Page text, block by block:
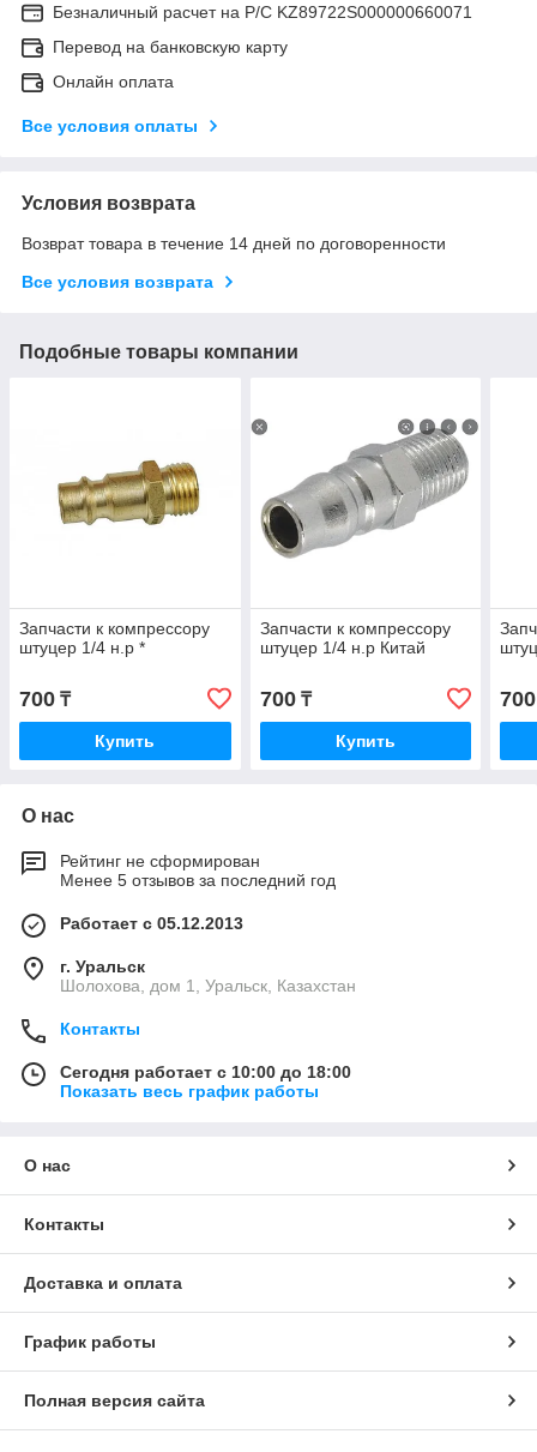
Безналичный расчет на Р/С KZ89722S000000660071
Перевод на банковскую карту
Онлайн оплата
Все условия оплаты
Условия возврата
Возврат товара в течение 14 дней по договоренности
Все условия возврата
Подобные товары компании
Запчасти к компрессору
штуцер 1/4 н.р *
700 ₸
Купить
Запчасти к компрессору
штуцер 1/4 н.р Китай
700₸
Купить
700
О нас
Рейтинг не сформирован
Менее 5 отзывов за последний год
Работает с 05.12.2013
г. Уральск
Шолохова, дом 1, Уральск, Казахстан
Контакты
Сегодня работает с 10:00 до 18:00
Показать весь график работы
О нас
Контакты
Доставка и оплата
График работы
Полная версия сайта